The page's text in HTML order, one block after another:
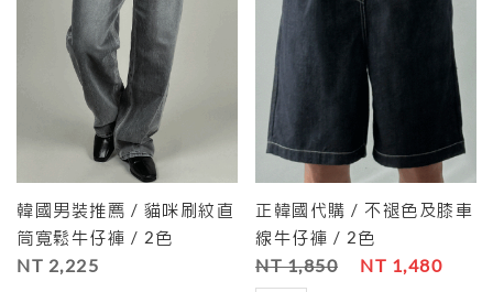
韓國男裝推薦 / 貓咪刷紋直
筒寬鬆牛仔褲 / 2色
NT 2,225
正韓國代購 / 不褪色及膝車
線牛仔褲 / 2色
NT 1,850 NT 1,480